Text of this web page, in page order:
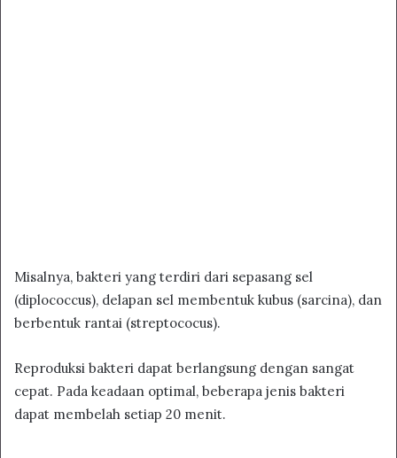
Misalnya, bakteri yang terdiri dari sepasang sel
(diplococcus), delapan sel membentuk kubus (sarcina), dan
berbentuk rantai (streptococus).
Reproduksi bakteri dapat berlangsung dengan sangat
cepat. Pada keadaan optimal, beberapa jenis bakteri
dapat membelah setiap 20 menit.